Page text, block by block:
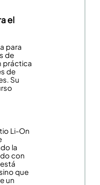
el
para
de
práctica
de
Su
Li-On
la
con
que
un